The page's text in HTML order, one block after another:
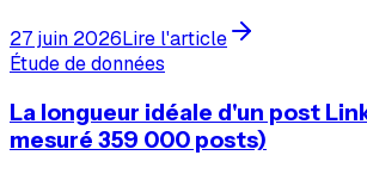
27 juin 2026Lire l'article
Étude de données
La longueur idéale d'un post
mesuré 359 000 posts)